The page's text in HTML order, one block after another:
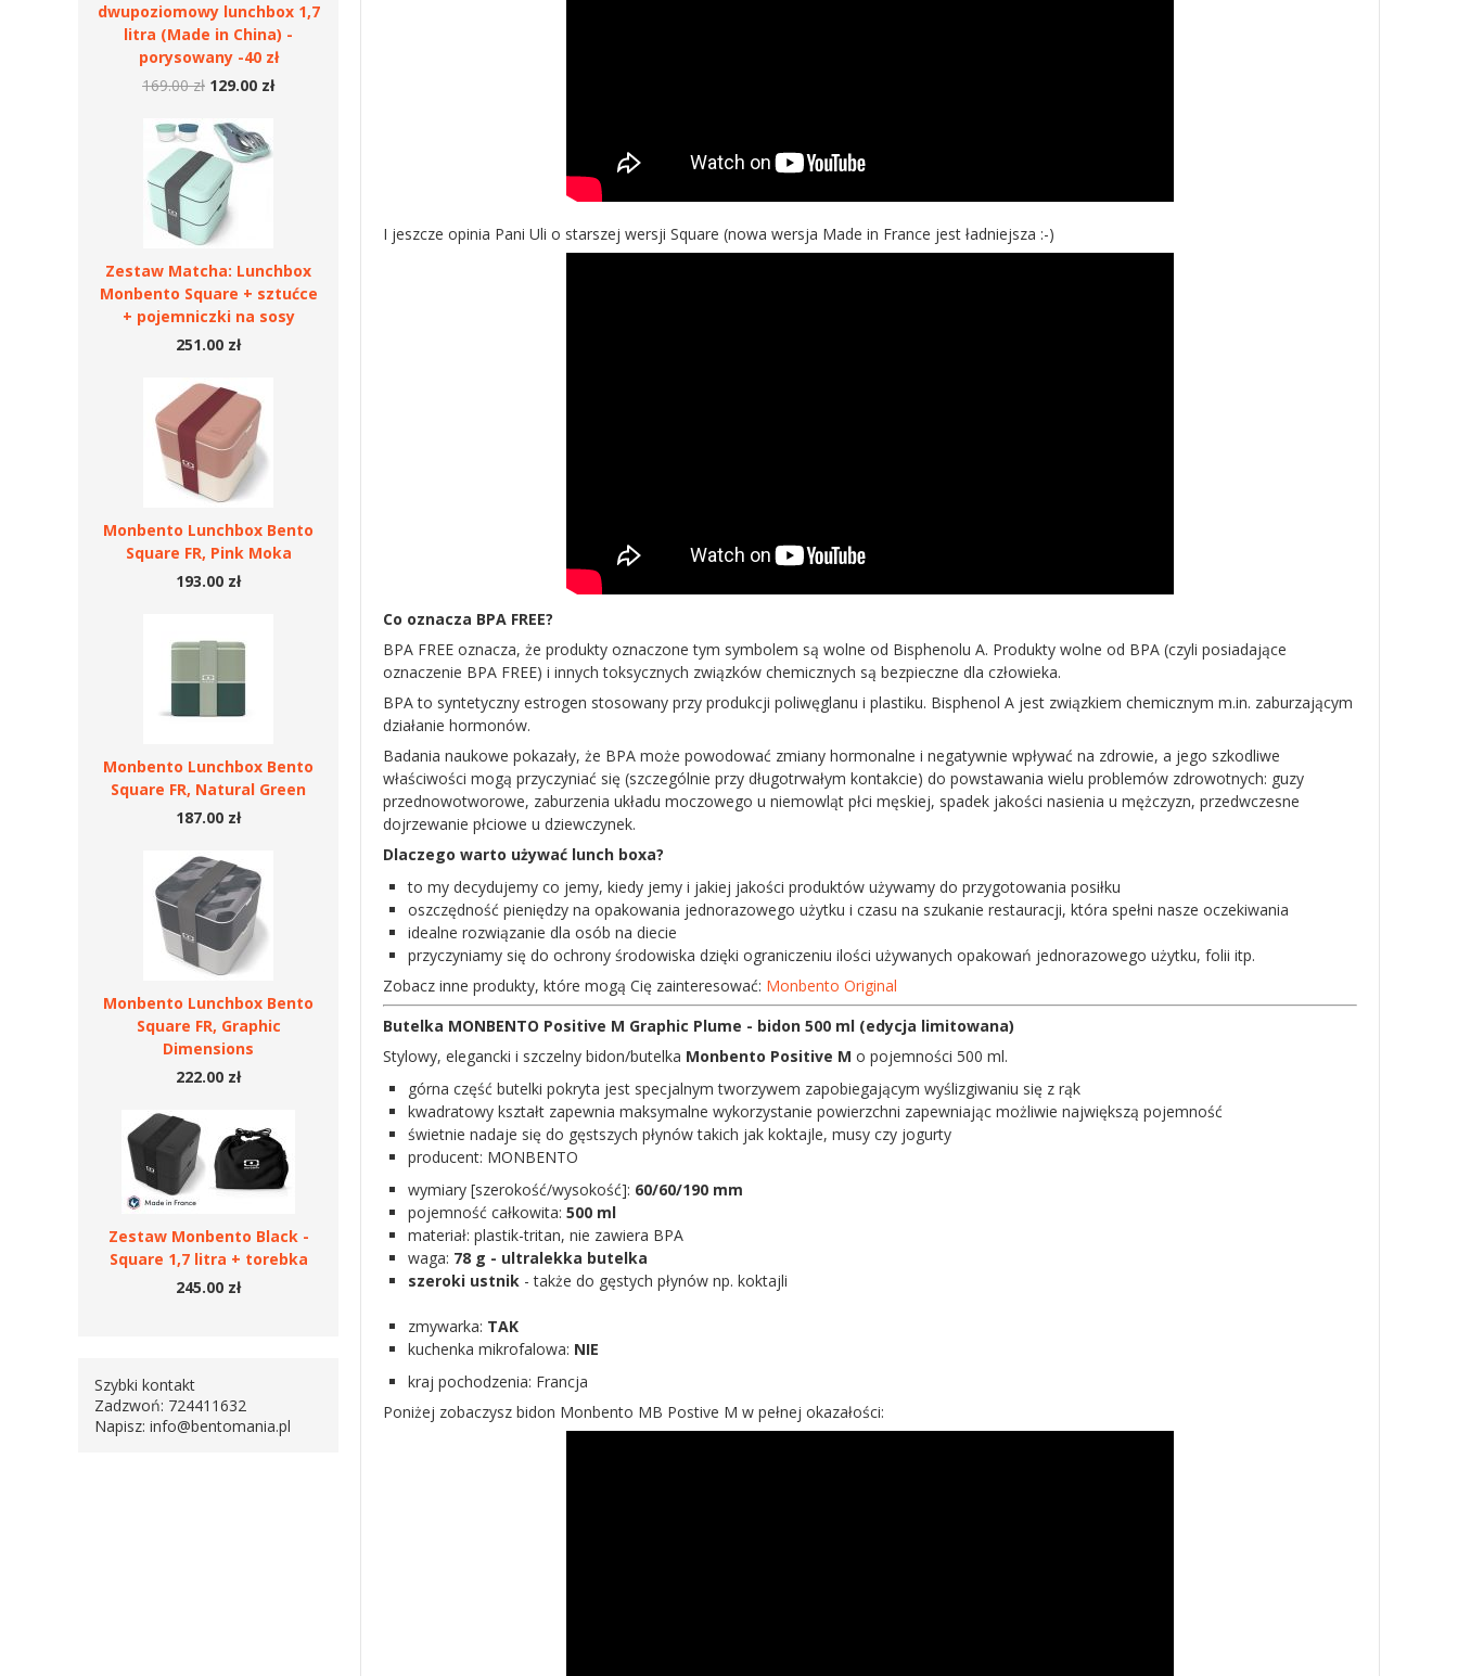
I jeszcze opinia Pani Uli o starszej wersji Square (nowa wersja Made in France jest ładniejsza :-)
Co oznacza BPA FREE?
BPA FREE oznacza, że produkty oznaczone tym symbolem są wolne od Bisphenolu A. Produkty wolne od BPA (czyli posiadające
oznaczenie BPA FREE) i innych toksycznych związków chemicznych są bezpieczne dla człowieka.
BPA to syntetyczny estrogen stosowany przy produkcji poliwęglanu i plastiku. Bisphenol A jest związkiem chemicznym m.in. zaburzającym
działanie hormonów.
Badania naukowe pokazały, że BPA może powodować zmiany hormonalne i negatywnie wpływać na zdrowie, a jego szkodliwe
właściwości mogą przyczyniać się (szczególnie przy długotrwałym kontakcie) do powstawania wielu problemów zdrowotnych: guzy
przednowotworowe, zaburzenia układu moczowego u niemowląt płci męskiej, spadek jakości nasienia u mężczyzn, przedwczesne
dojrzewanie płciowe u dziewczynek.
Dlaczego warto używać lunch boxa?
to my decydujemy co jemy, kiedy jemy i jakiej jakości produktów używamy do przygotowania posiłku
oszczędność pieniędzy na opakowania jednorazowego użytku i czasu na szukanie restauracji, która spełni nasze oczekiwania
idealne rozwiązanie dla osób na diecie
przyczyniamy się do ochrony środowiska dzięki ograniczeniu ilości używanych opakowań jednorazowego użytku, folii itp.
Zobacz inne produkty, które mogą Cię zainteresować: Monbento Original
Butelka MONBENTO Positive M Graphic Plume - bidon 500 ml (edycja limitowana)
Stylowy, elegancki i szczelny bidon/butelka Monbento Positive M o pojemności 500 ml.
górna część butelki pokryta jest specjalnym tworzywem zapobiegającym wyślizgiwaniu się z rąk
kwadratowy kształt zapewnia maksymalne wykorzystanie powierzchni zapewniając możliwie największą pojemność
świetnie nadaje się do gęstszych płynów takich jak koktajle, musy czy jogurty
producent: MONBENTO
wymiary [szerokość/wysokość]: 60/60/190 mm
pojemność całkowita: 500 ml
materiał: plastik-tritan, nie zawiera BPA
waga: 78 g - ultralekka butelka
szeroki ustnik - także do gęstych płynów np. koktajli
zmywarka: TAK
kuchenka mikrofalowa: NIE
kraj pochodzenia: Francja
Poniżej zobaczysz bidon Monbento MB Postive M w pełnej okazałości:
dwupoziomowy lunchbox 1,7
litra (Made in China) -
porysowany -40 zł
169.00 zł 129.00 zł
Zestaw Matcha: Lunchbox
Monbento Square + sztućce
+ pojemniczki na sosy
251.00 zł
Monbento Lunchbox Bento
Square FR, Pink Moka
193.00 zł
Monbento Lunchbox Bento
Square FR, Natural Green
187.00 zł
Monbento Lunchbox Bento
Square FR, Graphic
Dimensions
222.00 zł
Zestaw Monbento Black -
Square 1,7 litra + torebka
245.00 zł
Szybki kontakt
Zadzwoń: 724411632
Napisz: info@bentomania.pl